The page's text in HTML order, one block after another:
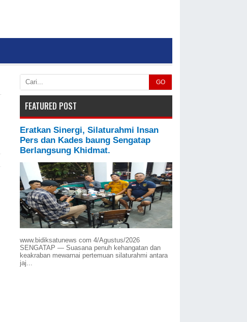
GO
FEATURED POST
Eratkan Sinergi, Silaturahmi Insan
Pers dan Kades baung Sengatap
Berlangsung Khidmat.
www.bidiksatunews com 4/Agustus/2026
SENGATAP — Suasana penuh kehangatan dan
keakraban mewarnai pertemuan silaturahmi antara
jaj...